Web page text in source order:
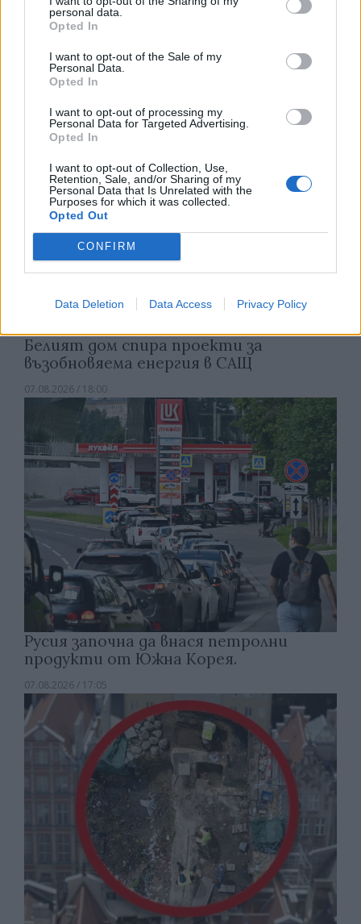
personal data.
Opted In
I want to opt-out of the Sale of my
Personal Data.
Opted In
I want to opt-out of processing my
Personal Data for Targeted Advertising.
Opted In
I want to opt-out of Collection, Use,
Retention, Sale, and/or Sharing of my
Personal Data that Is Unrelated with the
Purposes for which it was collected.
Opted Out
CONFIRM
Data Deletion Data Access Privacy Policy
НАЙ-НОВОТО
Белият дом спира проекти за
възобновяема енергия в САЩ
07.08.2026 / 18:00
Русия започна да внася петролни
продукти от Южна Корея.
07.08.2026 / 17:05